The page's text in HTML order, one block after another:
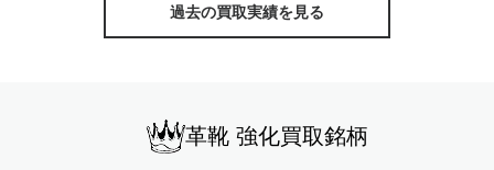
過去の買取実績を見る
革靴 強化買取銘柄